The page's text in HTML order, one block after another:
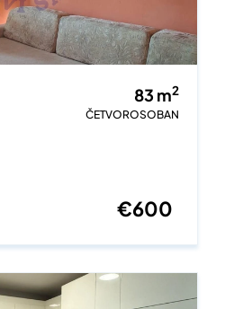
83 m2
ČETVOROSOBAN
€600